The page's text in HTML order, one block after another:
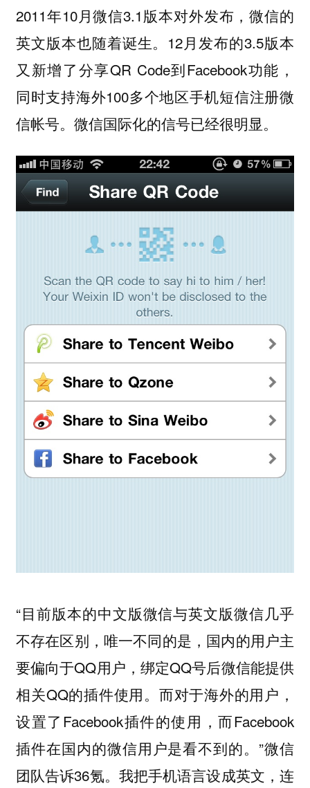
2011年10月微信3.1版本对外发布，微信的
英文版本也随着诞生。12月发布的3.5版本
又新增了分享QR Code到Facebook功能，
同时支持海外100多个地区手机短信注册微
信帐号。微信国际化的信号已经很明显。
“目前版本的中文版微信与英文版微信几乎
不存在区别，唯一不同的是，国内的用户主
要偏向于QQ用户，绑定QQ号后微信能提供
相关QQ的插件使用。而对于海外的用户，
设置了Facebook插件的使用，而Facebook
插件在国内的微信用户是看不到的。”微信
团队告诉36氪。我把手机语言设成英文，连